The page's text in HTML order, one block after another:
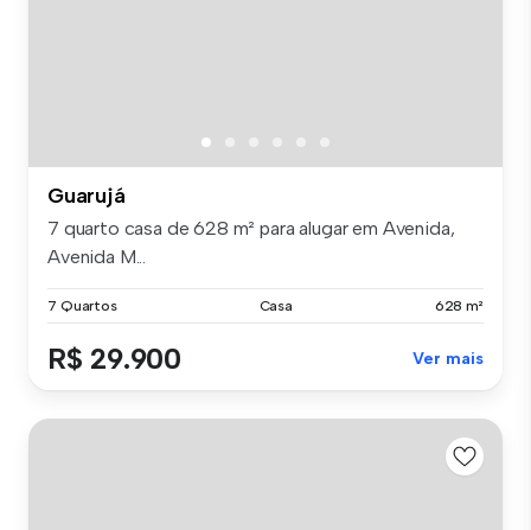
Guarujá
7 quarto casa de 628 m² para alugar em Avenida,
Avenida M...
7 Quartos Casa 628 m²
R$ 29.900 Ver mais